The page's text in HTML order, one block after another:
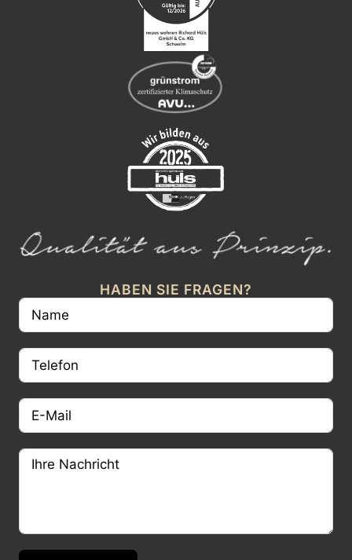
HABEN SIE FRAGEN?